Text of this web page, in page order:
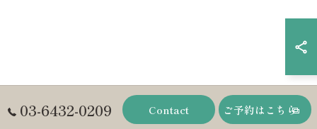
03-6432-0209 Contact ご予約はこちら